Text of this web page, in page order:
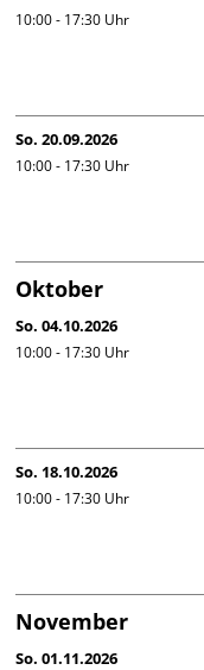
10:00 - 17:30 Uhr
So. 20.09.2026
10:00 - 17:30 Uhr
Oktober
So. 04.10.2026
10:00 - 17:30 Uhr
So. 18.10.2026
10:00 - 17:30 Uhr
November
So. 01.11.2026